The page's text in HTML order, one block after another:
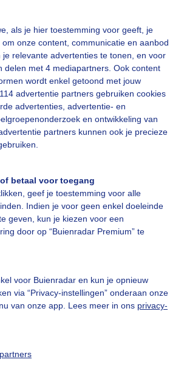
als je hier toestemming voor geeft, je
onze content, communicatie en aanbod
relevante advertenties te tonen, en voor
delen met 4 mediapartners. Ook content
wordt enkel getoond met jouw
advertentie partners gebruiken cookies
advertenties, advertentie- en
en ontwikkeling van
partners kunnen ook je precieze
betaal voor toegang
geef je toestemming voor alle
Indien je voor geen enkel doeleinde
geven, kun je kiezen voor een
door op “Buienradar Premium” te
voor Buienradar en kun je opnieuw
via “Privacy-instellingen” onderaan onze
van onze app. Lees meer in ons privacy-
Een moment geduld aub...